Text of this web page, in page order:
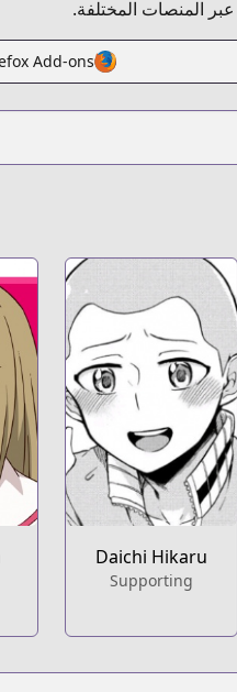
عبر المنصات المختلفة.
Add-ons
Daichi Hikaru
Supporting